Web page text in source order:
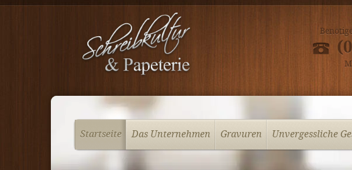
Startseite Das Unternehmen Gravuren Unvergessliche